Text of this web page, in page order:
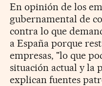
En opinión de los
gubernamental de
contra lo que
a España porque
empresas, "lo que
situación actual y la
explican fuentes